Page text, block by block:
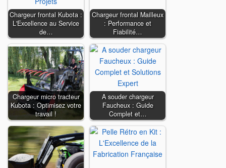
Chargeur frontal Kubota :
L'Excellence au Service
de…
Chargeur frontal Mailleux
: Performance et
Fiabilité…
Chargeur micro tracteur
Kubota : Optimisez votre
travail !
A souder chargeur
Faucheux : Guide
Complet et…